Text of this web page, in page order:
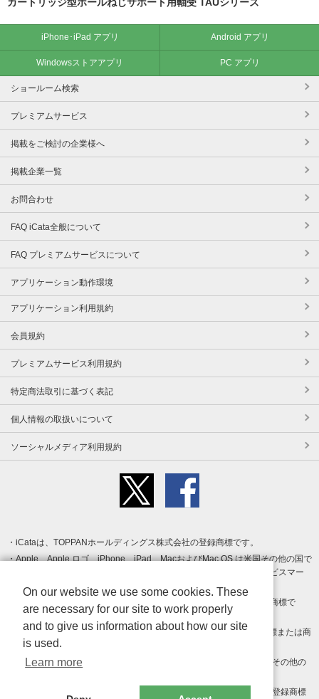
iPhone･iPad アプリ Android アプリ
Windowsストアアプリ PC アプリ
ショールーム検索
プレミアムサービス
掲載をご検討の企業様へ
掲載企業一覧
お問合わせ
FAQ iCata全般について
FAQ プレミアムサービスについて
アプリケーション動作環境
アプリケーション利用規約
会員規約
プレミアムサービス利用規約
特定商法取引に基づく表記
個人情報の取扱いについて
ソーシャルメディア利用規約
iCataは、TOPPANホールディングス株式会社の登録商標です。
Apple、Apple ロゴ、iPhone、iPad、MacおよびMac OS は米国その他の国で
登録された Apple Inc. の商標です。App Store は Apple Inc. のサービスマー
クです。
Android、Google Play および Google Play ロゴ は Google LLC の商標で
す。
Windows は Microsoft Inc.の米国およびその他の国における登録商標または商
標です。
Adobe、Adobe Reader、Adobe PDF は、Adobe Inc.の米国およびその他の
その他、記載されている会社名、商品名、ロゴは各社の商標または登録商標
On our website we use some cookies. These
are necessary for our site to work properly
and to give us information about how our site
is used.
Learn more